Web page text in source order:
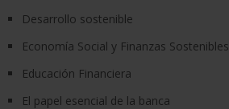
Desarrollo sostenible
Economía Social y Finanzas Sostenibles
Educación Financiera
El papel esencial de la banca